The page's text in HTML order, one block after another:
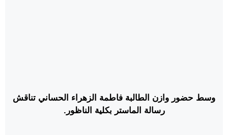
وسط حضور وازن الطالبة فاطمة الزهراء الحساني تناقش
رسالة الماستر بكلية الناظور.